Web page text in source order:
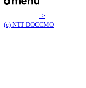
>
(c) NTT DOCOMO